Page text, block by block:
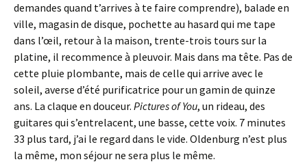
demandes quand t’arrives à te faire comprendre), balade en
ville, magasin de disque, pochette au hasard qui me tape
dans l’œil, retour à la maison, trente-trois tours sur la
platine, il recommence à pleuvoir. Mais dans ma tête. Pas de
cette pluie plombante, mais de celle qui arrive avec le
soleil, averse d’été purificatrice pour un gamin de quinze
ans. La claque en douceur. Pictures of You, un rideau, des
guitares qui s’entrelacent, une basse, cette voix. 7 minutes
33 plus tard, j’ai le regard dans le vide. Oldenburg n’est plus
la même, mon séjour ne sera plus le même.